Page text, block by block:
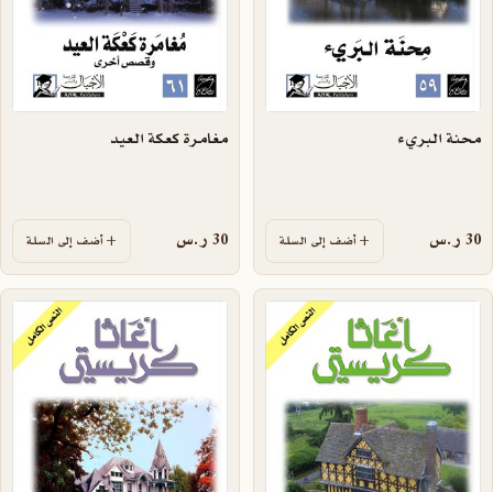
محنة البريء
30 ر.س أضف إلى السلة
مغامرة كعكة العيد
30 ر.س أضف إلى السلة